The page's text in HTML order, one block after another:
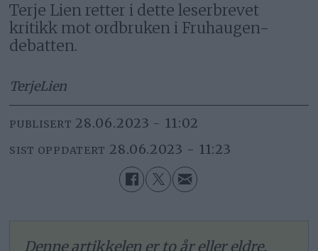
Terje Lien retter i dette leserbrevet
kritikk mot ordbruken i Fruhaugen-
debatten.
TerjeLien
PUBLISERT 28.06.2023 - 11:02
SIST OPPDATERT 28.06.2023 - 11:23
Denne artikkelen er to år eller eldre.